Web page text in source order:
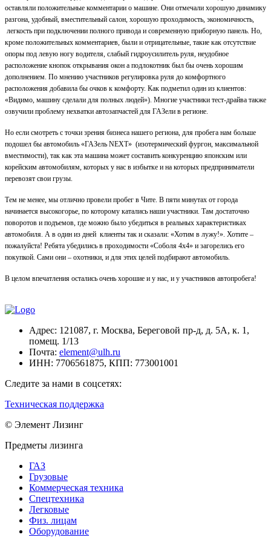
оставляли положительные комментарии о машине. Они отмечали хорошую динамику
разгона, удобный, вместительный салон, хорошую проходимость, экономичность,
легкость при подключении полного привода и современную приборную панель. Но,
кроме положительных комментариев, были и отрицательные, такие как отсутствие
опоры под левую ногу водителя, слабый гидроусилитель руля, неудобное
расположение кнопок открывания окон а подлокотник был бы очень хорошим
дополнением. По мнению участников регулировка руля до комфортного
расположения добавила бы очков к комфорту. Как подметил один из клиентов:
«Видимо, машину сделали для полных людей»). Многие участники тест-драйва также
озвучили проблему нехватки автозапчастей для ГАЗели в регионе.
Но если смотреть с точки зрения бизнеса нашего региона, для пробега нам больше
подошел бы автомобиль «ГАЗель NEXT» (изотермический фургон, максимальной
вместимости), так как эта машина может составить конкуренцию японским или
корейским автомобилям, которых у нас в избытке и на которых предприниматели
перевозят свои грузы.
Тем не менее, мы отлично провели пробег в Чите. В пяти минутах от города
начинается высокогорье, по которому катались наши участники. Там достаточно
поворотов и подъемов, где можно было убедиться в реальных характеристиках
автомобиля. А в один из дней клиенты так и сказали: «Хотим в лужу!». Хотите –
пожалуйста! Ребята убедились в проходимости «Соболя 4х4» и загорелись его
покупкой. Сами они – охотники, и для этих целей подбирают автомобиль.
В целом впечатления остались очень хорошие и у нас, и у участников автопробега!
Адрес: 121087, г. Москва, Береговой пр-д, д. 5А, к. 1,
помещ. 1/13
Почта: element@ulh.ru
ИНН: 7706561875, КПП: 773001001
Следите за нами в соцсетях:
Техническая поддержка
© Элемент Лизинг
Предметы лизинга
ГАЗ
Грузовые
Коммерческая техника
Спецтехника
Легковые
Физ. лицам
Оборудование